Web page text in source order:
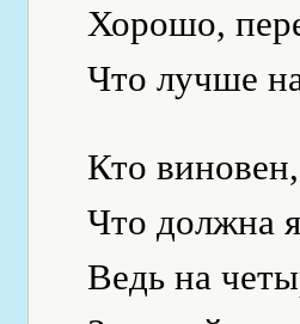
Хорошо,
Что лучше
Кто
Что должна
Ведь на